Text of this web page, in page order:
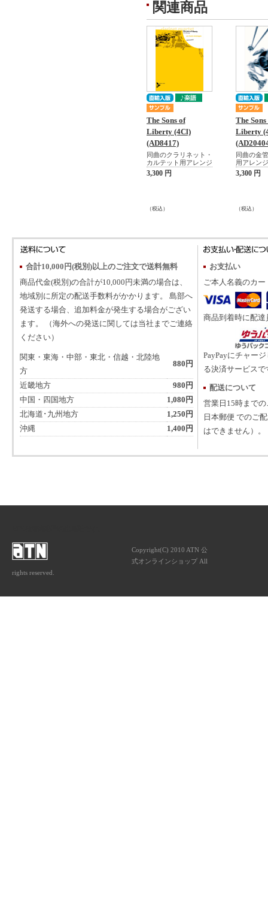
関連商品
The Sons of
Liberty (4Cl)
(AD8417)
同曲のクラリネット・
カルテット用アレンジ
3,300 円
（税込）
The Sons
Liberty
同曲の金
用アレンジ
3,300 円
（税込）
合計10,000円(税別)以上のご注文で送料無料
商品代金(税別)の合計が10,000円未満の場合は、
地域別に所定の配送手数料がかかります。 島部へ
発送する場合、追加料金が発生する場合がござい
ます。 （海外への発送に関しては当社までご連絡
ください）
関東・東海・中部・東北・信越・北陸地
方
880円
近畿地方
980円
中国・四国地方
1,080円
北海道･九州地方
1,250円
沖縄
1,400円
お支払い
ご本人名義のカ
商品到着時に配
PayPayにチャー
る決済サービスで
配送について
営業日15時まで
日本郵便 でのご
はできません）。
Copyright(C) 2010 ATN 公
式オンラインショップ All
rights reserved.